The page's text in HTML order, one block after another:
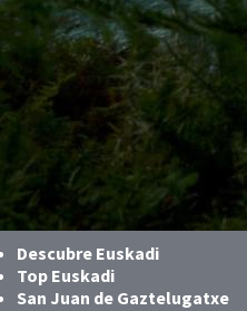
Descubre Euskadi
Top Euskadi
San Juan de Gaztelugatxe